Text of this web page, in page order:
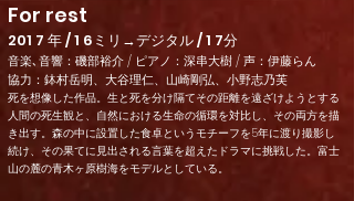
For rest
201 7 年 / 1 6ミリ→デジタル / 1 7分
音楽､音響：磯部裕介 / ピアノ：深串大樹 / 声：伊藤らん
協力：鉢村岳明、大谷理仁、山崎剛弘、小野志乃芙
死を想像した作品。生と死を分け隔てその距離を遠ざけようとする
人間の死生観と、自然における生命の循環を対比し、その両方を描
き出す。森の中に設置した食卓というモチーフを5年に渡り撮影し
続け、その果てに見出される言葉を超えたドラマに挑戦した。富士
山の麓の青木ヶ原樹海をモデルとしている。